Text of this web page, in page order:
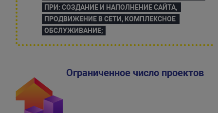
ПРИ: СОЗДАНИЕ И НАПОЛНЕНИЕ САЙТА,
ПРОДВИЖЕНИЕ В СЕТИ, КОМПЛЕКСНОЕ
ОБСЛУЖИВАНИЕ;
Ограниченное число проектов